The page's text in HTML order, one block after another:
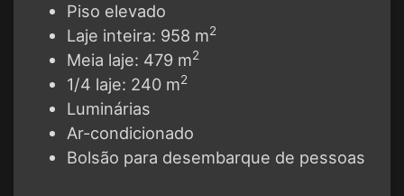
Piso elevado
Laje inteira: 958 m2
Meia laje: 479 m2
1/4 laje: 240 m2
Luminárias
Ar-condicionado
Bolsão para desembarque de pessoas